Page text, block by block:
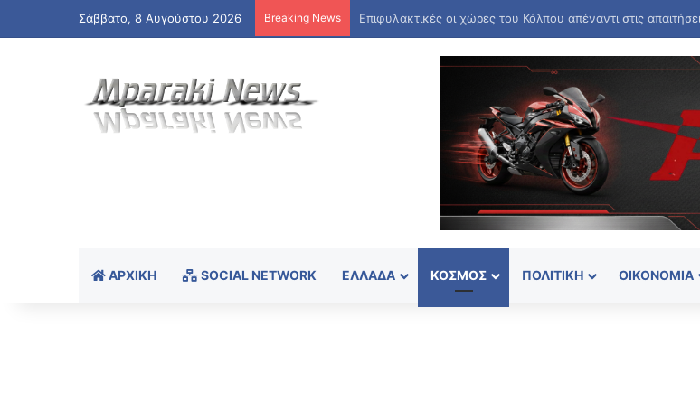
Σάββατο, 8 Αυγούστου 2026 Breaking News
ΑΡΧΙΚΉ SOCIAL NETWORK ΕΛΛΆΔΑ ΚΌΣΜΟΣ ΠΟΛΙΤΙΚΉ ΟΙΚΟΝΟΜΊΑ